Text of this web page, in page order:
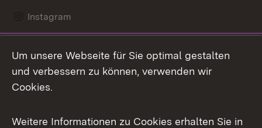
Instagram
Mastodon
Messenger
Social Wall
Um unsere Webseite für Sie optimal gestalten
und verbessern zu können, verwenden wir
Cookies.
Weitere Informationen zu Cookies erhalten Sie in